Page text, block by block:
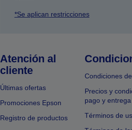
*Se aplican restricciones
Atención al
cliente
Últimas ofertas
Promociones Epson
Registro de productos
Condiciones
Precios y
pago y entrega
Términos de